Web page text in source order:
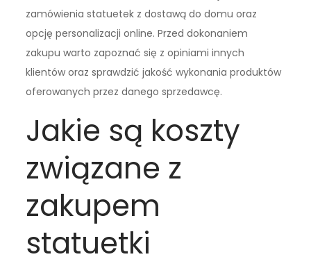
zamówienia statuetek z dostawą do domu oraz
opcję personalizacji online. Przed dokonaniem
zakupu warto zapoznać się z opiniami innych
klientów oraz sprawdzić jakość wykonania produktów
oferowanych przez danego sprzedawcę.
Jakie są koszty
związane z
zakupem
statuetki